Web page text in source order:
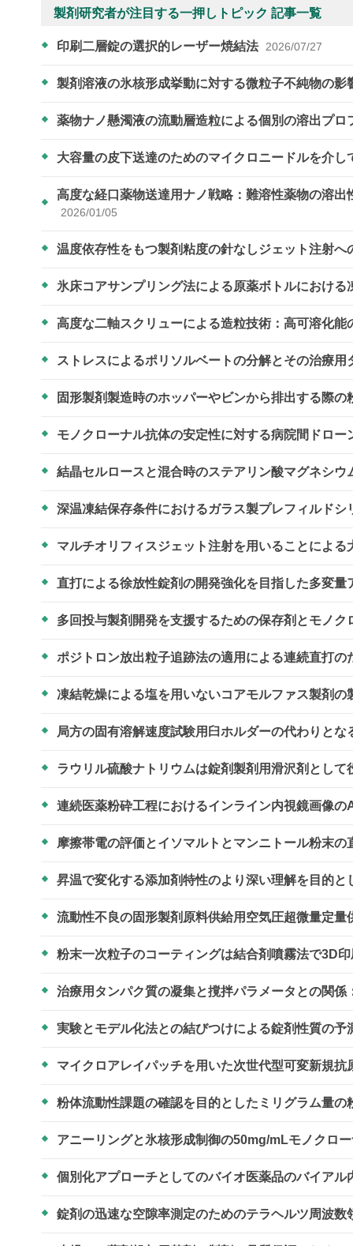
製剤研究者が注目する一押しトピック 記事一覧
印刷二層錠の選択的レーザー焼結法 2026/07/27
製剤溶液の氷核形成挙動に対する微粒子不純物の影
薬物ナノ懸濁液の流動層造粒による個別の溶出プ
大容量の皮下送達のためのマイクロニードルを介
高度な経口薬物送達用ナノ戦略：難溶性薬物の溶
2026/01/05
温度依存性をもつ製剤粘度の針なしジェット注射へ
氷床コアサンプリング法による原薬ボトルにおけ
高度な二軸スクリューによる造粒技術：高可溶化
ストレスによるポリソルベートの分解とその治療
固形製剤製造時のホッパーやビンから排出する際
モノクローナル抗体の安定性に対する病院間ドロ
結晶セルロースと混合時のステアリン酸マグネシ
深温凍結保存条件におけるガラス製プレフィルド
マルチオリフィスジェット注射を用いることによ
直打による徐放性錠剤の開発強化を目指した多変
多回投与製剤開発を支援するための保存剤とモノ
ポジトロン放出粒子追跡法の適用による連続直打
凍結乾燥による塩を用いないコアモルファス製剤の
局方の固有溶解速度試験用臼ホルダーの代わりと
ラウリル硫酸ナトリウムは錠剤製剤用滑沢剤として
連続医薬粉砕工程におけるインライン内視鏡画像
摩擦帯電の評価とイソマルトとマンニトール粉末
昇温で変化する添加剤特性のより深い理解を目的
流動性不良の固形製剤原料供給用空気圧超微量定
粉末一次粒子のコーティングは結合剤噴霧法で3D
治療用タンパク質の凝集と撹拌パラメータとの関
実験とモデル化法との結びつけによる錠剤性質の予
マイクロアレイパッチを用いた次世代型可変新規
粉体流動性課題の確認を目的としたミリグラム量
アニーリングと氷核形成制御の50mg/mLモノクロ
個別化アプローチとしてのバイオ医薬品のバイア
錠剤の迅速な空隙率測定のためのテラヘルツ周波数